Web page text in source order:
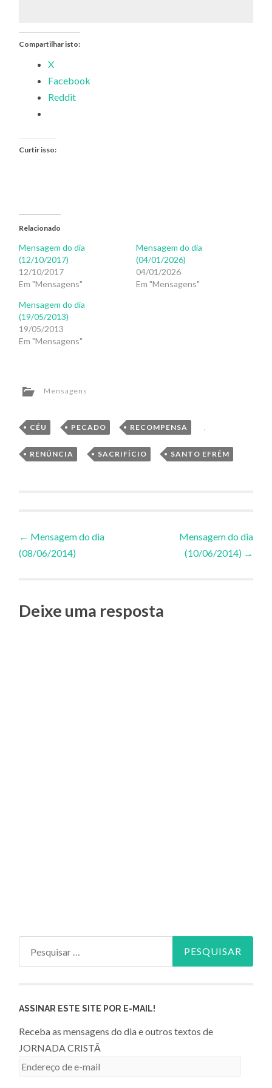
Compartilhar isto:
X
Facebook
Reddit
Curtir isso:
Relacionado
Mensagem do dia
(12/10/2017)
12/10/2017
Em "Mensagens"
Mensagem do dia
(04/01/2026)
04/01/2026
Em "Mensagens"
Mensagem do dia
(19/05/2013)
19/05/2013
Em "Mensagens"
Mensagens
CÉU , PECADO , RECOMPENSA ,
RENÚNCIA , SACRIFÍCIO , SANTO EFRÉM
Navegação
de
Posts
← Mensagem do dia
(08/06/2014)
Mensagem do dia
(10/06/2014) →
Deixe uma resposta
ASSINAR ESTE SITE POR E-MAIL!
Receba as mensagens do dia e outros textos de
JORNADA CRISTÃ
Endereço